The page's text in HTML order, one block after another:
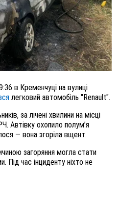
в Кременчуці на вулиці
легковий автомобіль "Renault".
за лічені хвилини на місці
Автівку охопило полум’я
— вона згоріла вщент.
загоряння могла стати
Під час інциденту ніхто не